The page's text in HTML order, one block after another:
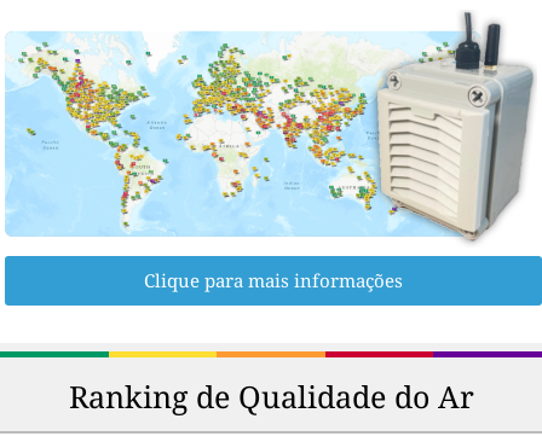
Clique para mais informações
Ranking de Qualidade do Ar